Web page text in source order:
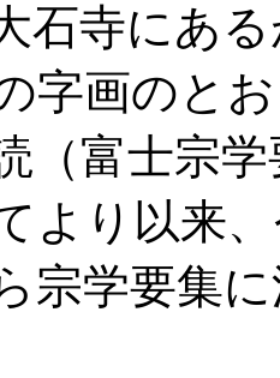
石寺にあ
字画のと
（富士宗
より以来
宗学要集